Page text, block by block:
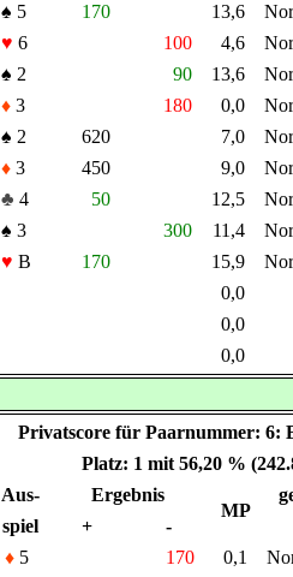
♠ 5 170 13,6
♥ 6 100 4,6
♠ 2 90 13,6
♦ 3 180 0,0
♠ 2 620 7,0
♦ 3 450 9,0
♣ 4 50 12,5
♠ 3 300 11,4
♥ B 170 15,9
0,0
0,0
0,0
Privatscore für Paarnummer: 6:
Platz: 1 mit 56,20 %
Aus- Ergebnis
MP
spiel
+
-
♦ 5 170 0,1